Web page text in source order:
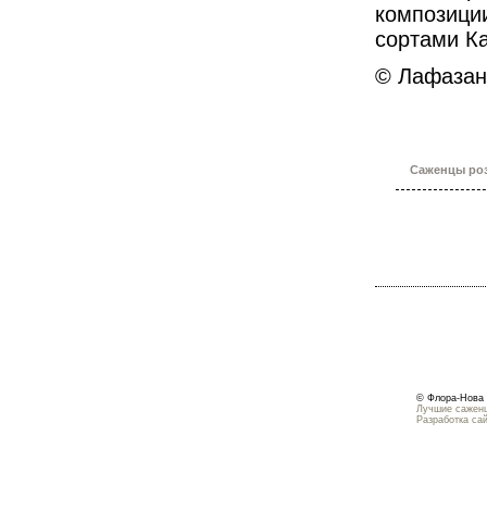
сортами
©
Саженцы
© Флора-Нова
Лучшие
Разработка